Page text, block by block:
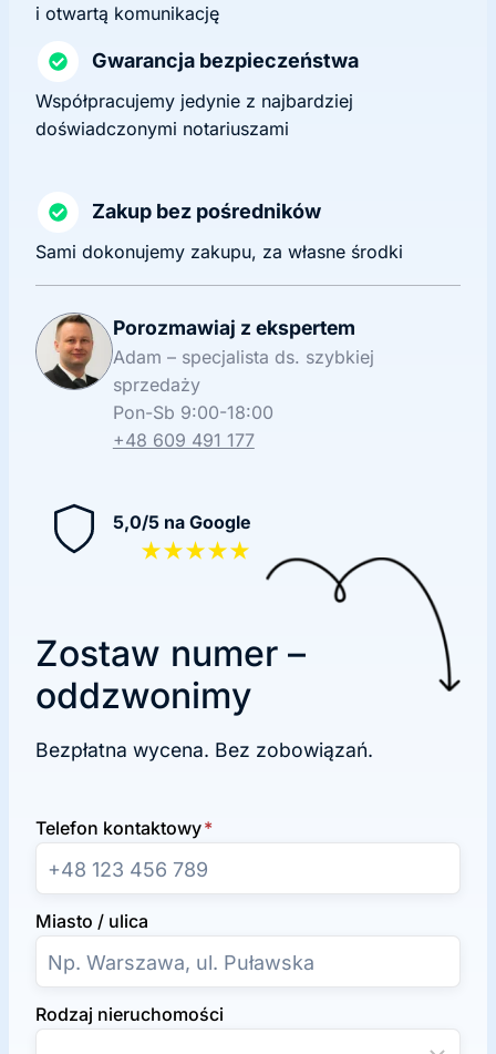
i otwartą komunikację
Gwarancja bezpieczeństwa
Współpracujemy jedynie z najbardziej
doświadczonymi notariuszami
Zakup bez pośredników
Sami dokonujemy zakupu, za własne środki
Porozmawiaj z ekspertem
Adam – specjalista ds. szybkiej
sprzedaży
Pon-Sb 9:00-18:00
+48 609 491 177
5,0/5 na Google
★★★★★
Zostaw numer –
oddzwonimy
Bezpłatna wycena. Bez zobowiązań.
Telefon kontaktowy*
Miasto / ulica
Rodzaj nieruchomości